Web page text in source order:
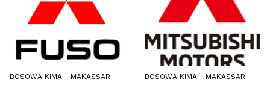
BOSOWA KIMA - MAKASSAR BOSOWA KIMA - MAKASSAR